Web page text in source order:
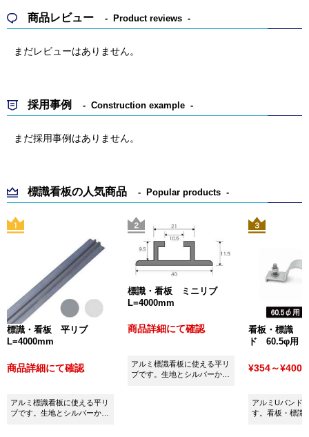
商品レビュー Product reviews
まだレビューはありません。
採用事例 Construction example
まだ採用事例はありません。
標識看板の人気商品 Popular products
標識・看板 平リブ
L=4000mm
商品詳細にて確認
アルミ標識看板に使える平リ
ブです。生地とシルバーから
標識・看板 ミニリブ
L=4000mm
商品詳細にて確認
アルミ標識看板に使える平リ
ブです。生地とシルバーから
看板・標識
ド 60.5φ用
¥354～¥400
アルミUバンド
す。看板・標識